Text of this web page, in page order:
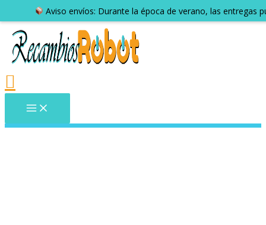
Aviso envíos: Durante la época de verano, las entregas